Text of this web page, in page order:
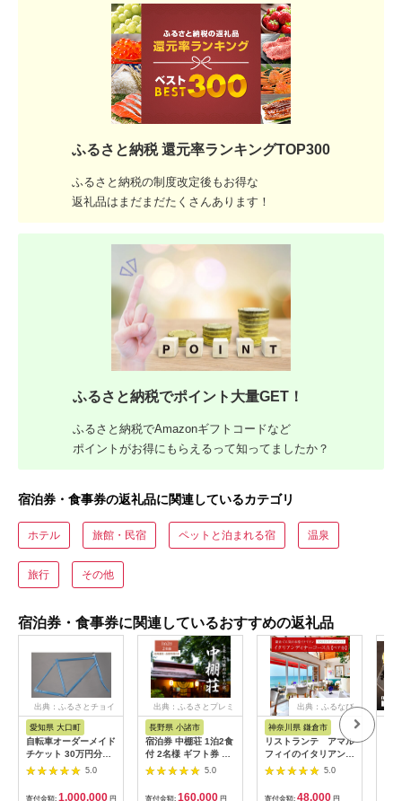
ふるさと納税 還元率ランキングTOP300
ふるさと納税の制度改定後もお得な
返礼品はまだまだたくさんあります！
ふるさと納税でポイント大量GET！
ふるさと納税でAmazonギフトコードなど
ポイントがお得にもらえるって知ってましたか？
宿泊券・食事券の返礼品に関連しているカテゴリ
ホテル 旅館・民宿 ペットと泊まれる宿 温泉
旅行 その他
宿泊券・食事券に関連しているおすすめの返礼品
出典：ふるさとチョイ
愛知県 大口町
自転車オーダーメイド
チケット 30万円分
【1360365】
5.0
寄付金額: 1,000,000 円
出典：ふるさとプレミ
長野県 小諸市
宿泊券 中棚荘 1泊2食
付 2名様 ギフト券 チ
ケット 券 宿泊 旅行
5.0
寄付金額: 160,000 円
出典：ふるなび
神奈川県 鎌倉市
リストランテ アマル
フィイのイタリアンデ
ィナーコースA ペア
5.0
寄付金額: 48,000 円